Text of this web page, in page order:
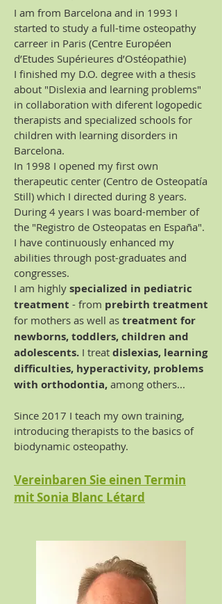
I am from Barcelona and in 1993 I
started to study a full-time osteopathy
carreer in Paris (Centre Européen
d’Etudes Supérieures d’Ostéopathie)
I finished my D.O. degree with a thesis
about "Dislexia and learning problems"
in collaboration with diferent logopedic
therapists and specialized schools for
children with learning disorders in
Barcelona.
In 1998 I opened my first own
therapeutic center (Centro de Osteopatía
Still) which I directed during 8 years.
During 4 years I was board-member of
the "Registro de Osteopatas en España".
I have continuously enhanced my
abilities through post-graduates and
congresses.
I am highly specialized in pediatric
treatment - from prebirth treatment
for mothers as well as treatment for
newborns, toddlers, children and
adolescents. I treat dislexias, learning
difficulties, hyperactivity, problems
with orthodontia, among others...
Since 2017 I teach my own training,
introducing therapists to the basics of
biodynamic osteopathy.
Vereinbaren Sie einen Termin
mit Sonia Blanc Létard